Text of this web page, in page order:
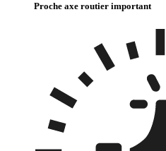
Proche axe routier important